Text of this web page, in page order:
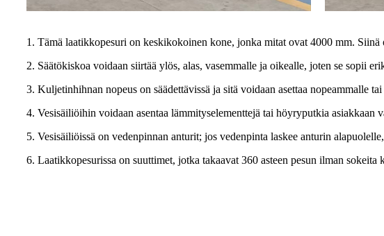
1. Tämä laatikkopesuri on keskikokoinen kone, jonka mitat ovat 4000 mm. Siinä
2. Säätökiskoa voidaan siirtää ylös, alas, vasemmalle ja oikealle, joten se sopii
3. Kuljetinhihnan nopeus on säädettävissä ja sitä voidaan asettaa nopeammalle
4. Vesisäiliöihin voidaan asentaa lämmityselementtejä tai höyryputkia
5. Vesisäiliöissä on vedenpinnan anturit; jos vedenpinta laskee anturin
6. Laatikkopesurissa on suuttimet, jotka takaavat 360 asteen pesun ilman sokeita